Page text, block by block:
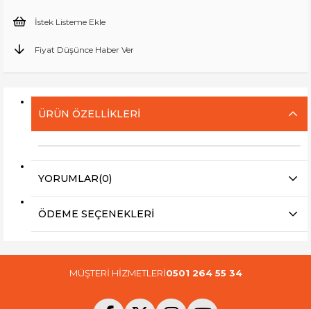
İstek Listeme Ekle
Fiyat Düşünce Haber Ver
ÜRÜN ÖZELLIKLERI
YORUMLAR(0)
ÖDEME SEÇENEKLERI
MÜŞTERİ HİZMETLERİ0501 264 55 34